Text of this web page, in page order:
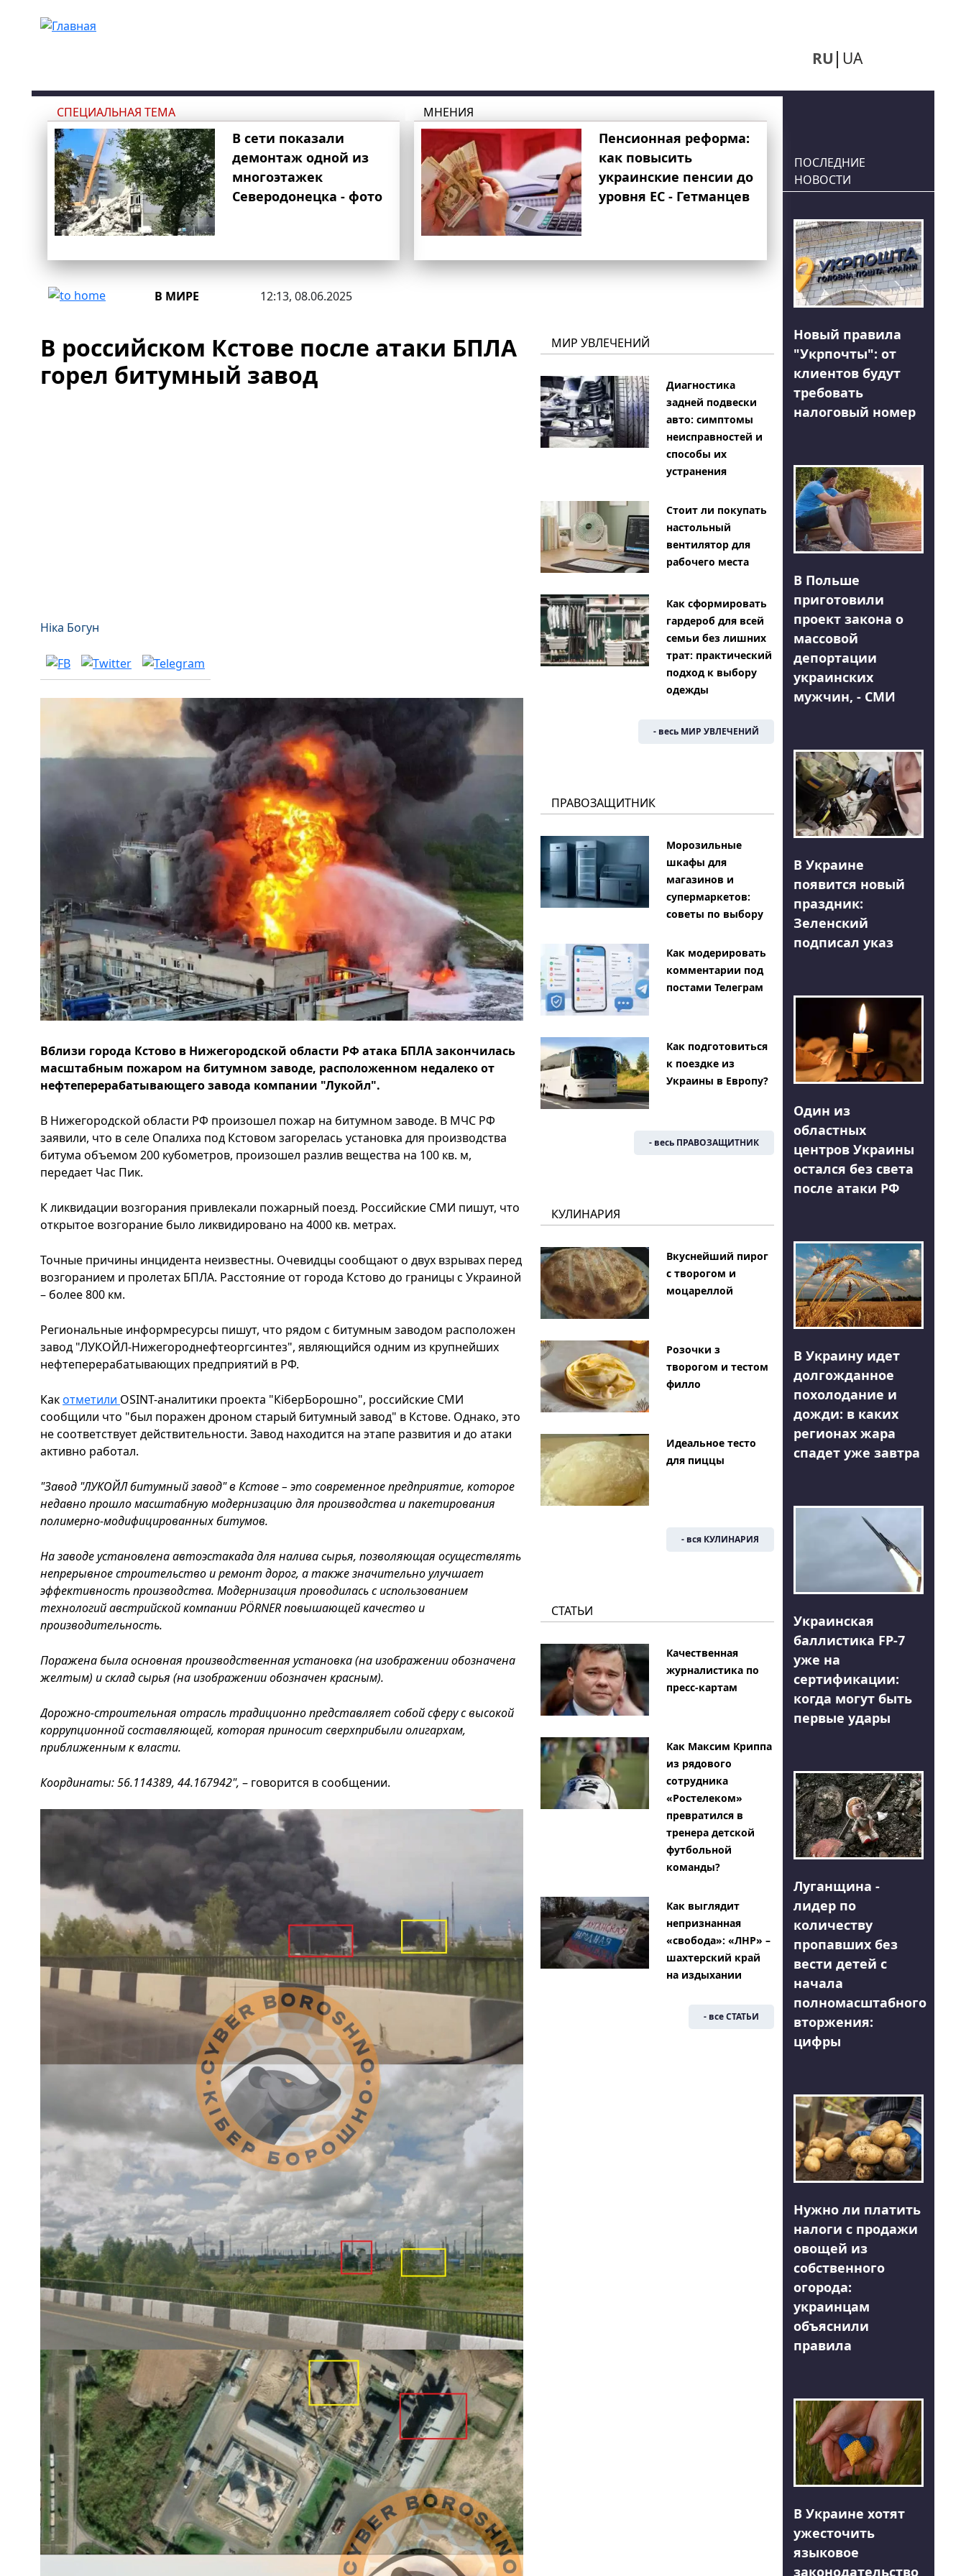
RU UA
СПЕЦИАЛЬНАЯ ТЕМА
В сети показали
демонтаж одной из
многоэтажек
Северодонецка - фото
МНЕНИЯ
Пенсионная реформа:
как повысить
украинские пенсии до
уровня ЕС - Гетманцев
В МИРЕ 12:13, 08.06.2025
В российском Кстове после атаки БПЛА
горел битумный завод
Ніка Богун
Вблизи города Кстово в Нижегородской области РФ атака БПЛА закончилась
масштабным пожаром на битумном заводе, расположенном недалеко от
нефтеперерабатывающего завода компании "Лукойл".
В Нижегородской области РФ произошел пожар на битумном заводе. В МЧС РФ
заявили, что в селе Опалиха под Кстовом загорелась установка для производства
битума объемом 200 кубометров, произошел разлив вещества на 100 кв. м,
передает Час Пик.
К ликвидации возгорания привлекали пожарный поезд. Российские СМИ пишут, что
открытое возгорание было ликвидировано на 4000 кв. метрах.
Точные причины инцидента неизвестны. Очевидцы сообщают о двух взрывах перед
возгоранием и пролетах БПЛА. Расстояние от города Кстово до границы с Украиной
– более 800 км.
Региональные информресурсы пишут, что рядом с битумным заводом расположен
завод "ЛУКОЙЛ-Нижегороднефтеоргсинтез", являющийся одним из крупнейших
нефтеперерабатывающих предприятий в РФ.
Какотметили OSINT-аналитики проекта "КіберБорошно", российские СМИ
сообщили что "был поражен дроном старый битумный завод" в Кстове. Однако, это
не соответствует действительности. Завод находится на этапе развития и до атаки
активно работал.
"Завод "ЛУКОЙЛ битумный завод" в Кстове – это современное предприятие, которое
недавно прошло масштабную модернизацию для производства и пакетирования
полимерно-модифицированных битумов.
На заводе установлена ​​автоэстакада для налива сырья, позволяющая осуществлять
непрерывное строительство и ремонт дорог, а также значительно улучшает
эффективность производства. Модернизация проводилась с использованием
технологий австрийской компании PÖRNER повышающей качество и
производительность.
Поражена была основная производственная установка (на изображении обозначена
желтым) и склад сырья (на изображении обозначен красным).
Дорожно-строительная отрасль традиционно представляет собой сферу с высокой
коррупционной составляющей, которая приносит сверхприбыли олигархам,
приближенным к власти.
Координаты: 56.114389, 44.167942", – говорится в сообщении.
МИР УВЛЕЧЕНИЙ
Диагностика
задней подвески
авто: симптомы
неисправностей и
способы их
устранения
Стоит ли покупать
настольный
вентилятор для
рабочего места
Как сформировать
гардероб для всей
семьи без лишних
трат: практический
подход к выбору
одежды
- весь МИР УВЛЕЧЕНИЙ
ПРАВОЗАЩИТНИК
Морозильные
шкафы для
магазинов и
супермаркетов:
советы по выбору
Как модерировать
комментарии под
постами Телеграм
Как подготовиться
к поездке из
Украины в Европу?
- весь ПРАВОЗАЩИТНИК
КУЛИНАРИЯ
Вкуснейший пирог
с творогом и
моцареллой
Розочки з
творогом и тестом
филло
Идеальное тесто
для пиццы
- вся КУЛИНАРИЯ
СТАТЬИ
Качественная
журналистика по
пресс-картам
Как Максим Криппа
из рядового
сотрудника
«Ростелеком»
превратился в
тренера детской
футбольной
команды?
Как выглядит
непризнанная
«свобода»: «ЛНР» –
шахтерский край
на издыхании
- все СТАТЬИ
ПОСЛЕДНИЕ
НОВОСТИ
Новый правила
"Укрпочты": от
клиентов будут
требовать
налоговый номер
В Польше
приготовили
проект закона о
массовой
депортации
украинских
мужчин, - СМИ
В Украине
появится новый
праздник:
Зеленский
подписал указ
Один из
областных
центров Украины
остался без света
после атаки РФ
В Украину идет
долгожданное
похолодание и
дожди: в каких
регионах жара
спадет уже завтра
Украинская
баллистика FP-7
уже на
сертификации:
когда могут быть
первые удары
Луганщина -
лидер по
количеству
пропавших без
вести детей с
начала
полномасштабного
вторжения:
цифры
Нужно ли платить
налоги с продажи
овощей из
собственного
огорода:
украинцам
объяснили
правила
В Украине хотят
ужесточить
языковое
законодательство